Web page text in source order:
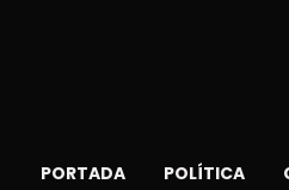
PORTADA POLÍTICA